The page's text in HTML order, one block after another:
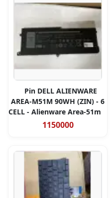
Pin DELL ALIENWARE
AREA-M51M 90WH (ZIN) - 6
CELL - Alienware Area-51m
1150000